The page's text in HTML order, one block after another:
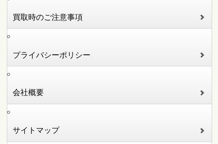
買取時のご注意事項
プライバシーポリシー
会社概要
サイトマップ